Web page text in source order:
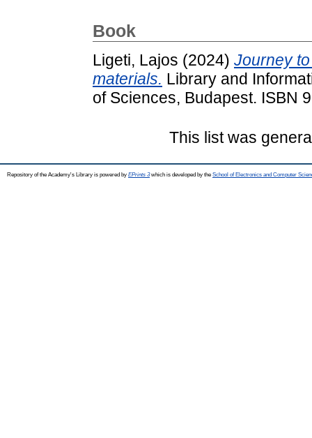
Book
Ligeti, Lajos (2024) Journey
materials. Library and
of Sciences, Budapest. ISBN
This list was
Repository of the Academy's Library is powered by EPrints 3which is developed by the School of Electronics and Computer